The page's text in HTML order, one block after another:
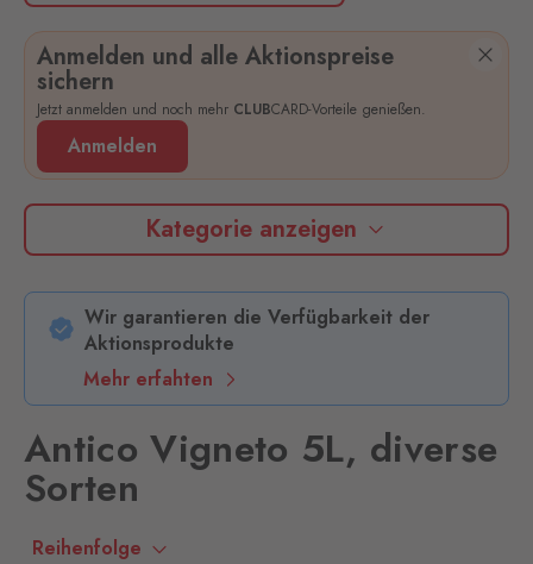
Anmelden und alle Aktionspreise
sichern
Jetzt anmelden und noch mehr CLUBCARD-Vorteile genießen.
Anmelden
Kategorie anzeigen
Wir garantieren die Verfügbarkeit der
Aktionsprodukte
Mehr erfahten
Antico Vigneto 5L, diverse
Sorten
Reihenfolge